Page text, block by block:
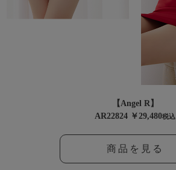
【Angel R】
AR22824 ￥29,480税込
商品を見る